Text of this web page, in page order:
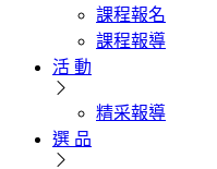
課程報名
課程報導
活 動
精采報導
選 品